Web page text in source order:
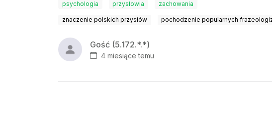
psychologia przysłowia zachowania
znaczenie polskich przysłów pochodzenie popularnych
Gość (5.172.*.*)
4 miesiące temu